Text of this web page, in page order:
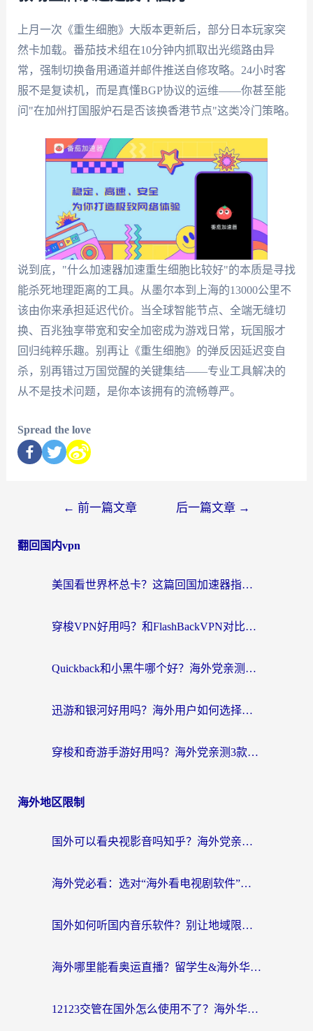
上月一次《重生细胞》大版本更新后，部分日本玩家突
然卡加载。番茄技术组在10分钟内抓取出光缆路由异
常，强制切换备用通道并邮件推送自修攻略。24小时客
服不是复读机，而是真懂BGP协议的运维——你甚至能
问"在加州打国服炉石是否该换香港节点"这类冷门策略。
说到底，"什么加速器加速重生细胞比较好"的本质是寻找
能杀死地理距离的工具。从墨尔本到上海的13000公里不
该由你来承担延迟代价。当全球智能节点、全端无缝切
换、百兆独享带宽和安全加密成为游戏日常，玩国服才
回归纯粹乐趣。别再让《重生细胞》的弹反因延迟变自
杀，别再错过万国觉醒的关键集结——专业工具解决的
从不是技术问题，是你本该拥有的流畅尊严。
Spread the love
← 前一篇文章 后一篇文章 →
翻回国内vpn
美国看世界杯总卡？这篇回国加速器指南帮你无缝刷国内资源（附苹果手机VPN设置步骤）
穿梭VPN好用吗？和FlashBackVPN对比哪个回国效果更好？
Quickback和小黑牛哪个好？海外党亲测指南，选对回国加速器秒回国内
迅游和银河好用吗？海外用户如何选择回国加速器实现无缝访问国内资源
穿梭和奇游手游好用吗？海外党亲测3款回国加速器，附蜜蜂加速器七天试用攻略
海外地区限制
国外可以看央视影音吗知乎？海外党亲测有效的回国加速方案
海外党必看：选对“海外看电视剧软件”，再也不用愁国内剧刷不了
国外如何听国内音乐软件？别让地域限制，断了你的中文歌单
海外哪里能看奥运直播？留学生&海外华人必看的体育赛事观赛终极指南
12123交管在国外怎么使用不了？海外华人必看的无缝访问国内资源指南